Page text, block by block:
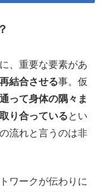
、重要な要素があ
結合させる事。仮
って身体の隅々ま
り合っているとい
流れと言うのは非
ワークが伝わりに